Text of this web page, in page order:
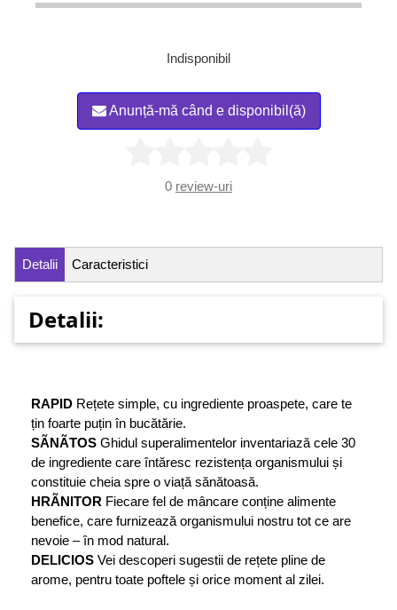
Indisponibil
Anunță-mă când e disponibil(ă)
0 review-uri
Detalii Caracteristici
Detalii:
RAPID Rețete simple, cu ingrediente proaspete, care te
țin foarte puțin în bucătărie.
SÃNÃTOS Ghidul superalimentelor inventariază cele 30
de ingrediente care întăresc rezistența organismului și
constituie cheia spre o viață sănătoasă.
HRÃNITOR Fiecare fel de mâncare conține alimente
benefice, care furnizează organismului nostru tot ce are
nevoie – în mod natural.
DELICIOS Vei descoperi sugestii de rețete pline de
arome, pentru toate poftele și orice moment al zilei.